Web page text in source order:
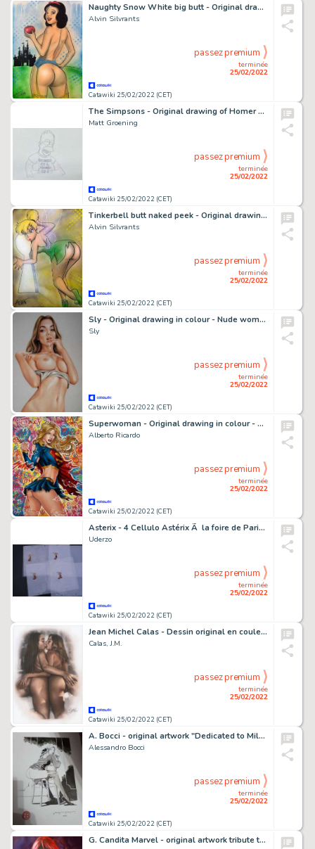
Naughty Snow White big butt - Original drawing in colour by Alvin Silvrants
Alvin Silvrants
Catawiki 25/02/2022 (CET)
terminée
25/02/2022
passez premium
The Simpsons - Original drawing of Homer Simpson, 'Father of 3, proud of 2'
Matt Groening
Catawiki 25/02/2022 (CET)
terminée
25/02/2022
passez premium
Tinkerbell butt naked peek - Original drawing in colour by Alvin Silvrants
Alvin Silvrants
Catawiki 25/02/2022 (CET)
terminée
25/02/2022
passez premium
Sly - Original drawing in colour - Nude woman - Size: 31 x 42 cm. - (2022)
Sly
Catawiki 25/02/2022 (CET)
terminée
25/02/2022
passez premium
Superwoman - Original drawing in colour - Size: 50 x 70 cm - (2021)
Alberto Ricardo
Catawiki 25/02/2022 (CET)
terminée
25/02/2022
passez premium
Asterix - 4 Cellulo Astérix Ã la foire de Paris Studio Idéfix Année 70' - Page volante - Exemplaire unique - (1970/1970)
Uderzo
Catawiki 25/02/2022 (CET)
terminée
25/02/2022
passez premium
Jean Michel Calas - Dessin original en couleur - Âmes sÅ“urs - Format: 29,7 x 42 cm. - (2022)
Calas, J.M.
Catawiki 25/02/2022 (CET)
terminée
25/02/2022
passez premium
A. Bocci - original artwork "Dedicated to Milo Manara" - Page volante - Exemplaire unique
Alessandro Bocci
Catawiki 25/02/2022 (CET)
terminée
25/02/2022
passez premium
G. Candita Marvel - original artwork tribute to" Black Widow " - Page volante - Exemplaire unique (2022)